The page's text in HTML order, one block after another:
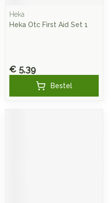
Heka
Heka Otc First Aid Set 1
€ 5,39
Bestel